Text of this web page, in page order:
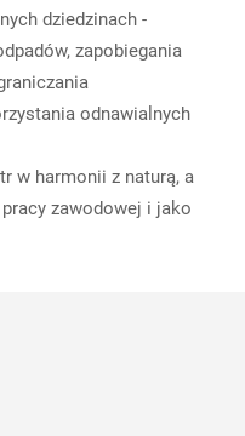
dziedzinach -
zapobiegania
odnawialnych
w harmonii z naturą, a
zawodowej i jako